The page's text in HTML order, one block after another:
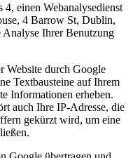
einen Webanalysedienst
4 Barrow St, Dublin,
Ihrer Benutzung
Website durch Google
Textbausteine auf Ihrem
Informationen erheben.
auch Ihre IP-Adresse, die
gekürzt wird, um eine